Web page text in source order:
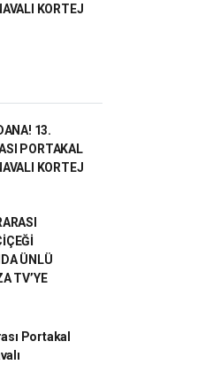
KORTEJ
13.
PORTAKAL
KORTEJ
ÜNLÜ
TV’YE
Portakal